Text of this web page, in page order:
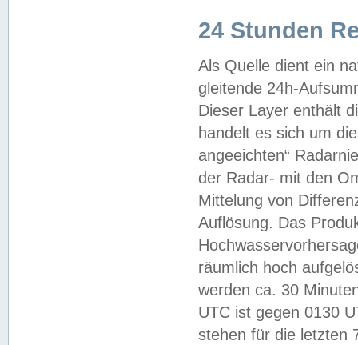
24 Stunden
Als Quelle dient ein
gleitende 24h-
Dieser Layer enthält
handelt es sich um
angeeichten“
der Radar- mit den
Mittelung von
Auflösung. Das
räumlich hoch
werden ca. 30
UTC ist gegen 0130
stehen für die letzten